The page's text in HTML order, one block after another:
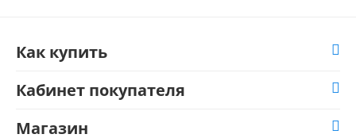
Как купить
Кабинет покупателя
Магазин